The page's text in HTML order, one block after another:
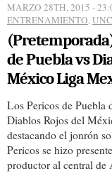
MARZO 28TH, 2015 -
ENTRENAMIENTO,
de Puebla vs
México Liga
Los Pericos de Puebla
Diablos Rojos del
destacando el jonrón
Pericos se hizo
productor al central de